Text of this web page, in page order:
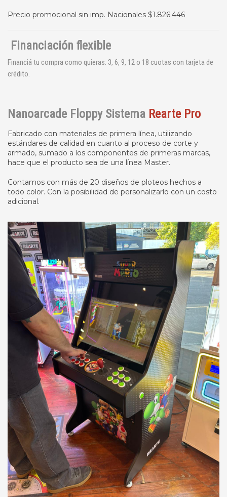
Precio promocional sin imp. Nacionales $1.826.446
Financiación flexible
Financiá tu compra como quieras: 3, 6, 9, 12 o 18 cuotas con tarjeta de
crédito.
Nanoarcade Floppy Sistema Rearte Pro
Fabricado con materiales de primera línea, utilizando
estándares de calidad en cuanto al proceso de corte y
armado, sumado a los componentes de primeras marcas,
hace que el producto sea de una línea Master.
Contamos con más de 20 diseños de ploteos hechos a
todo color. Con la posibilidad de personalizarlo con un costo
adicional.